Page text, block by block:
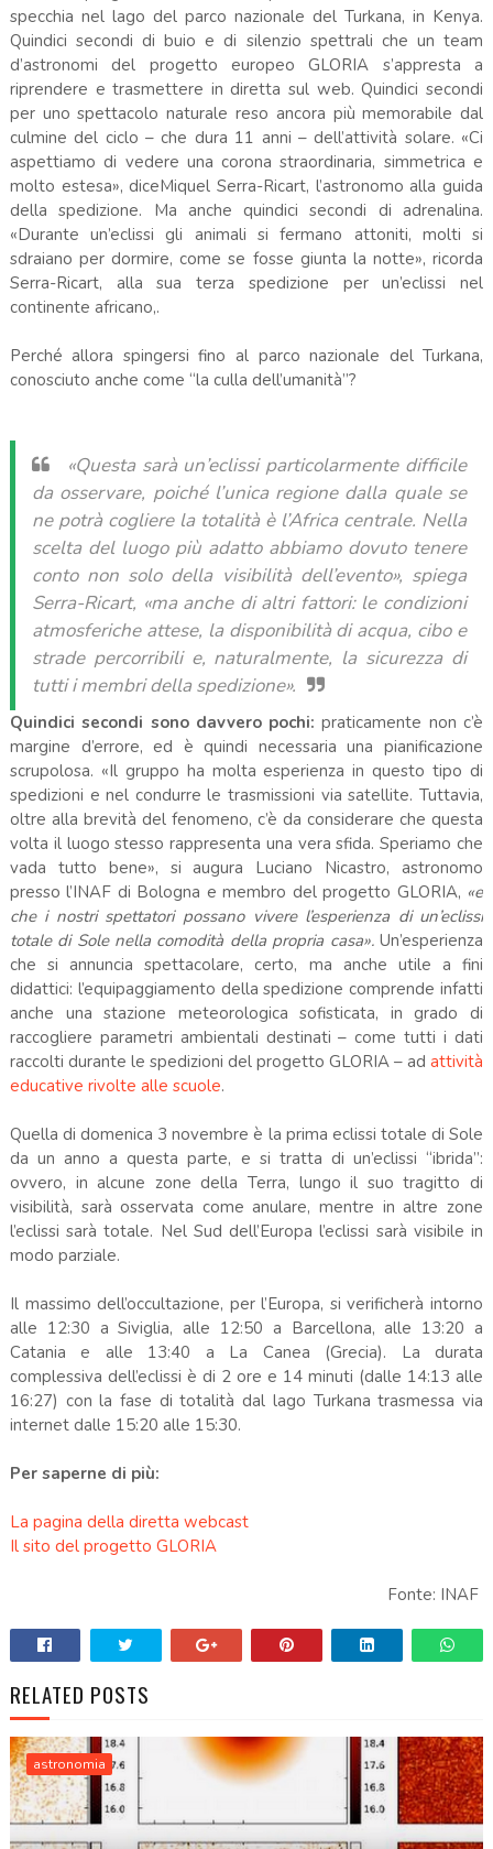
specchia nel lago del parco nazionale del Turkana, in Kenya.
Quindici secondi di buio e di silenzio spettrali che un team
d’astronomi del progetto europeo GLORIA s’appresta a
riprendere e trasmettere in diretta sul web. Quindici secondi
per uno spettacolo naturale reso ancora più memorabile dal
culmine del ciclo – che dura 11 anni – dell’attività solare. «Ci
aspettiamo di vedere una corona straordinaria, simmetrica e
molto estesa», diceMiquel Serra-Ricart, l’astronomo alla guida
della spedizione. Ma anche quindici secondi di adrenalina.
«Durante un’eclissi gli animali si fermano attoniti, molti si
sdraiano per dormire, come se fosse giunta la notte», ricorda
Serra-Ricart, alla sua terza spedizione per un’eclissi nel
continente africano,.
Perché allora spingersi fino al parco nazionale del Turkana,
conosciuto anche come “la culla dell’umanità”?
«Questa sarà un’eclissi particolarmente difficile
da osservare, poiché l’unica regione dalla quale se
ne potrà cogliere la totalità è l’Africa centrale. Nella
scelta del luogo più adatto abbiamo dovuto tenere
conto non solo della visibilità dell’evento», spiega
Serra-Ricart, «ma anche di altri fattori: le condizioni
atmosferiche attese, la disponibilità di acqua, cibo e
strade percorribili e, naturalmente, la sicurezza di
tutti i membri della spedizione».
Quindici secondi sono davvero pochi:praticamente non c’è
margine d’errore, ed è quindi necessaria una pianificazione
scrupolosa. «Il gruppo ha molta esperienza in questo tipo di
spedizioni e nel condurre le trasmissioni via satellite. Tuttavia,
oltre alla brevità del fenomeno, c’è da considerare che questa
volta il luogo stesso rappresenta una vera sfida. Speriamo che
vada tutto bene», si augura Luciano Nicastro, astronomo
presso l’INAF di Bologna e membro del progetto GLORIA, «e
che i nostri spettatori possano vivere l’esperienza di un’eclissi
totale di Sole nella comodità della propria casa».Un’esperienza
che si annuncia spettacolare, certo, ma anche utile a fini
didattici: l’equipaggiamento della spedizione comprende infatti
anche una stazione meteorologica sofisticata, in grado di
raccogliere parametri ambientali destinati – come tutti i dati
raccolti durante le spedizioni del progetto GLORIA – adattività
educative rivolte alle scuole.
Quella di domenica 3 novembre è la prima eclissi totale di Sole
da un anno a questa parte, e si tratta di un’eclissi “ibrida”:
ovvero, in alcune zone della Terra, lungo il suo tragitto di
visibilità, sarà osservata come anulare, mentre in altre zone
l’eclissi sarà totale. Nel Sud dell’Europa l’eclissi sarà visibile in
modo parziale.
Il massimo dell’occultazione, per l’Europa, si verificherà intorno
alle 12:30 a Siviglia, alle 12:50 a Barcellona, alle 13:20 a
Catania e alle 13:40 a La Canea (Grecia). La durata
complessiva dell’eclissi è di 2 ore e 14 minuti (dalle 14:13 alle
16:27) con la fase di totalità dal lago Turkana trasmessa via
internet dalle 15:20 alle 15:30.
Per saperne di più:
La pagina della diretta webcast
Il sito del progetto GLORIA
Fonte: INAF
RELATED POSTS
astronomia